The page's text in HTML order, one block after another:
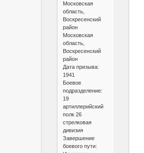
Московская
область,
Воскресенский
район
Московская
область,
Воскресенский
район
Дата призыва:
1941
Боевое
подразделение:
19
артиллерийский
полк 26
стрелковая
дивизия
Завершение
боевого пути: